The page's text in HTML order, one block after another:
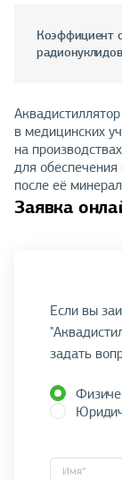
Коэффициент
радионуклидов
в медицинских
на
для
после её
Заявка
Если вы
задать
Имя*